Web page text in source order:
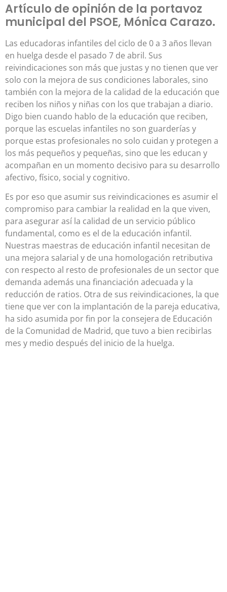
Artículo de opinión de la portavoz
municipal del PSOE, Mónica Carazo.
Las educadoras infantiles del ciclo de 0 a 3 años llevan
en huelga desde el pasado 7 de abril. Sus
reivindicaciones son más que justas y no tienen que ver
solo con la mejora de sus condiciones laborales, sino
también con la mejora de la calidad de la educación que
reciben los niños y niñas con los que trabajan a diario.
Digo bien cuando hablo de la educación que reciben,
porque las escuelas infantiles no son guarderías y
porque estas profesionales no solo cuidan y protegen a
los más pequeños y pequeñas, sino que les educan y
acompañan en un momento decisivo para su desarrollo
afectivo, físico, social y cognitivo.
Es por eso que asumir sus reivindicaciones es asumir el
compromiso para cambiar la realidad en la que viven,
para asegurar así la calidad de un servicio público
fundamental, como es el de la educación infantil.
Nuestras maestras de educación infantil necesitan de
una mejora salarial y de una homologación retributiva
con respecto al resto de profesionales de un sector que
demanda además una financiación adecuada y la
reducción de ratios. Otra de sus reivindicaciones, la que
tiene que ver con la implantación de la pareja educativa,
ha sido asumida por fin por la consejera de Educación
de la Comunidad de Madrid, que tuvo a bien recibirlas
mes y medio después del inicio de la huelga.